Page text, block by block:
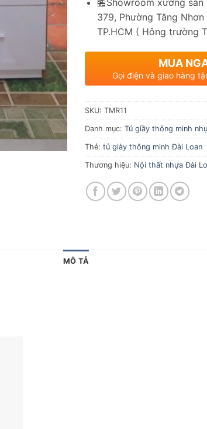
🏪Showroom xưởng
379, Phường Tăng Nhơn
TP.HCM ( Hông trường
MUA
Gọi điện và giao hàng
SKU: TMR11
Danh mục: Tủ giầy thông minh
Thẻ: tủ giày thông minh Đài Loan
Thương hiệu: Nội thất nhựa Đài
MÔ TẢ